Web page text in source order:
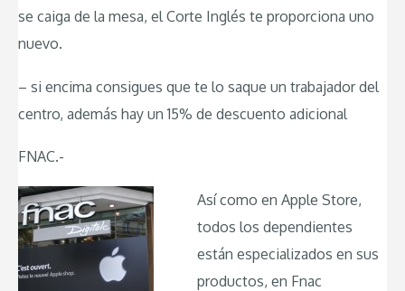
se caiga de la mesa, el Corte Inglés te proporciona uno
nuevo.
– si encima consigues que te lo saque un trabajador del
centro, además hay un 15% de descuento adicional
FNAC.-
Así como en Apple Store,
todos los dependientes
están especializados en sus
productos, en Fnac